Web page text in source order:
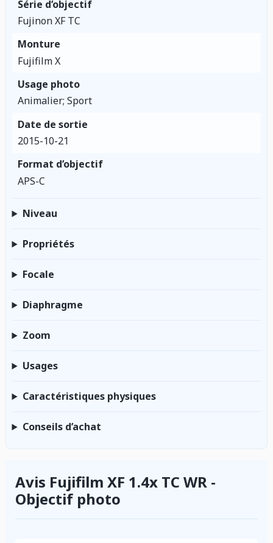
Série d’objectif
Fujinon XF TC
Monture
Fujifilm X
Usage photo
Animalier; Sport
Date de sortie
2015-10-21
Format d’objectif
APS-C
Niveau
Propriétés
Focale
Diaphragme
Zoom
Usages
Caractéristiques physiques
Conseils d’achat
Avis Fujifilm XF 1.4x TC WR -
Objectif photo